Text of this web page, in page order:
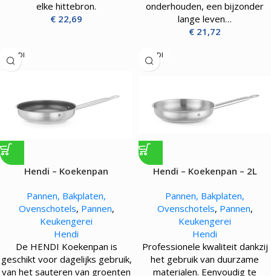
elke hittebron.
€ 22,69
onderhouden, een bijzonder
lange leven…
€ 21,72
HENDI
Hendi – Koekenpan
Pannen, Bakplaten,
Ovenschotels, Pannen,
Keukengerei
Hendi
De HENDI Koekenpan is
geschikt voor dagelijks gebruik,
van het sauteren van groenten
HENDI
Hendi – Koekenpan – 2L
Pannen, Bakplaten,
Ovenschotels, Pannen,
Keukengerei
Hendi
Professionele kwaliteit dankzij
het gebruik van duurzame
materialen. Eenvoudig te